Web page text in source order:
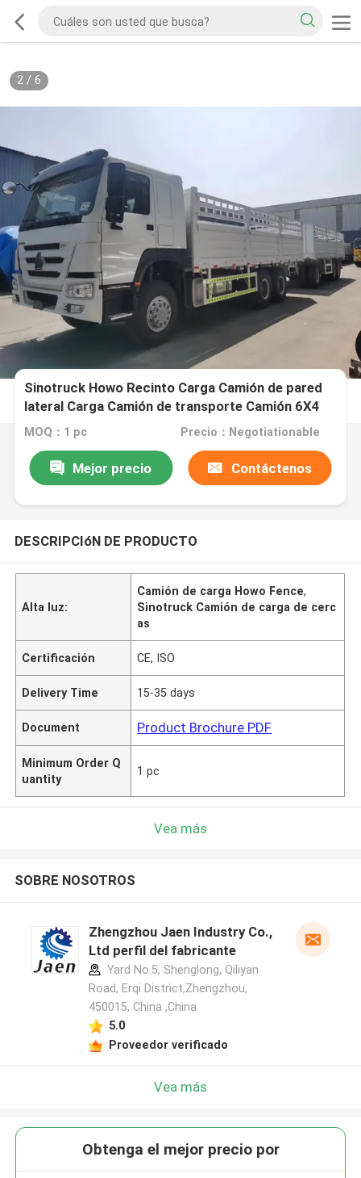
2/ 6
Sinotruck Howo Recinto Carga Camión de pared
lateral Carga Camión de transporte Camión 6X4
De servicio pesado 380hp Estaca
MOQ：1 pc Precio：Negotiationable
Mejor precio Contáctenos
DESCRIPCIóN DE PRODUCTO
Alta luz:
Camión de carga Howo Fence,
Sinotruck Camión de carga de cerc
as
Certificación CE, ISO
Delivery Time 15-35 days
Document Product Brochure PDF
Minimum Order Q
uantity
1 pc
Vea más
SOBRE NOSOTROS
Zhengzhou Jaen Industry Co.,
Ltd perfil del fabricante
Yard No.5, Shenglong, Qiliyan
Road, Erqi District,Zhengzhou,
450015, China ,China
5.0
Proveedor verificado
Vea más
Obtenga el mejor precio por